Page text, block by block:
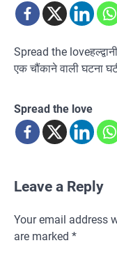
Spread the
एक चौंकाने वाली घटना
Spread the love
Leave a Reply
Your email address
are marked *